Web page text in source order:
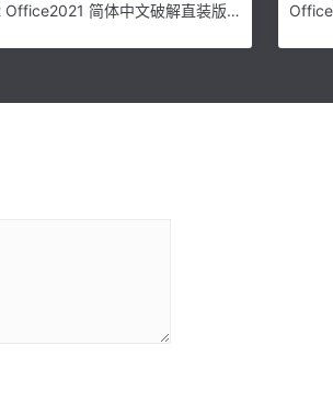
Microsoft Office2021 简体中文破解直装版下载(附安装教程)